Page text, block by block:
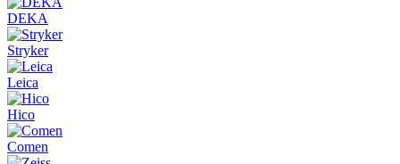
DEKA
Stryker
Leica
Hico
Comen